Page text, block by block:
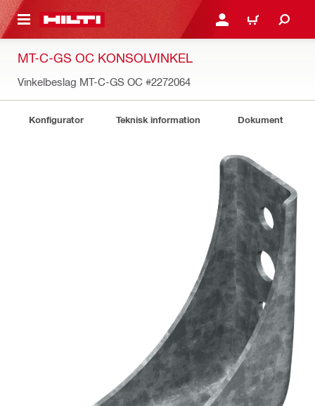
GÅ TILL HUVUDSIDAN LOGGA IN ELLER
VARUKORG
MT-C-GS OC KONSOLVINKEL
Vinkelbeslag MT-C-GS OC #2272064
Konfigurator Teknisk information Dokument